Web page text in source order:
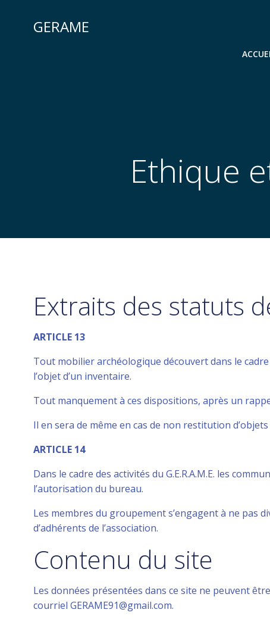
GERAME
Ethique
Extraits des statuts
ARTICLE 13
Tout mobilier archéologique découvert dans le
l’objet d’un inventaire.
Tout manquement à ces dispositions, après un
Il en sera de même en cas de non restitution
ARTICLE 14
Dans le cadre des activités du G.E.R.A.M.E. les
l’autorisation du bureau.
Les membres du groupement s’engagent à ne pas
d’adhérents de l’association.
Contenu du site
Les données présentées dans ce site ne peuvent
courriel GERAME91@gmail.com.